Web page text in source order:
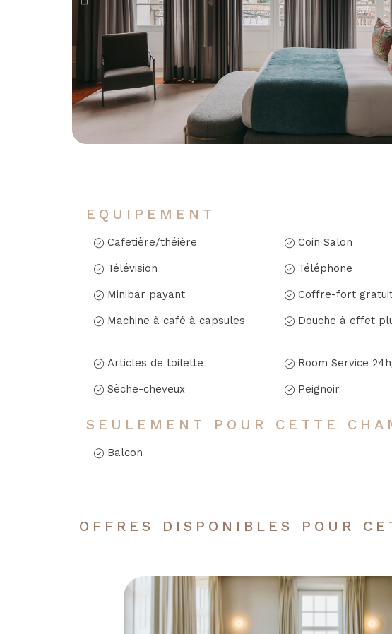
EQUIPEMENT
Cafetière/théière Coin Salon
Télévision Téléphone
Minibar payant Coffre-fort
Machine à café à capsules Douche à effet
Articles de toilette Room Service
Sèche-cheveux Peignoir
SEULEMENT POUR CETTE
Balcon
OFFRES DISPONIBLES POUR